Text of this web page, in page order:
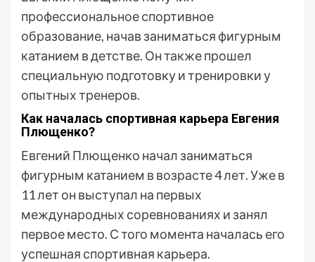
профессиональное спортивное
образование, начав заниматься фигурным
катанием в детстве. Он также прошел
специальную подготовку и тренировки у
опытных тренеров.
Как началась спортивная карьера Евгения
Плющенко?
Евгений Плющенко начал заниматься
фигурным катанием в возрасте 4 лет. Уже в
11 лет он выступал на первых
международных соревнованиях и занял
первое место. С того момента началась его
успешная спортивная карьера.